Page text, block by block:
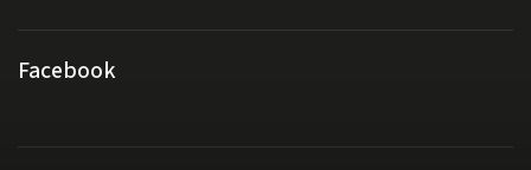
Facebook